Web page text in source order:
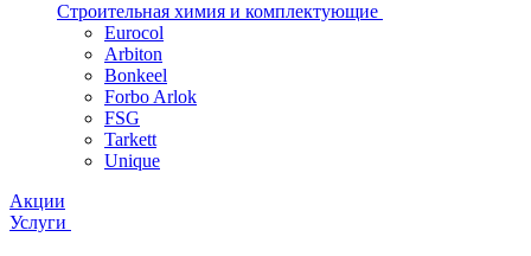
Строительная химия и комплектующие
Eurocol
Arbiton
Bonkeel
Forbo Arlok
FSG
Tarkett
Unique
Акции
Услуги